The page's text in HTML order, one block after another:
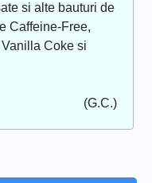
si alte bauturi de
Caffeine-Free,
Coke si
(G.C.)